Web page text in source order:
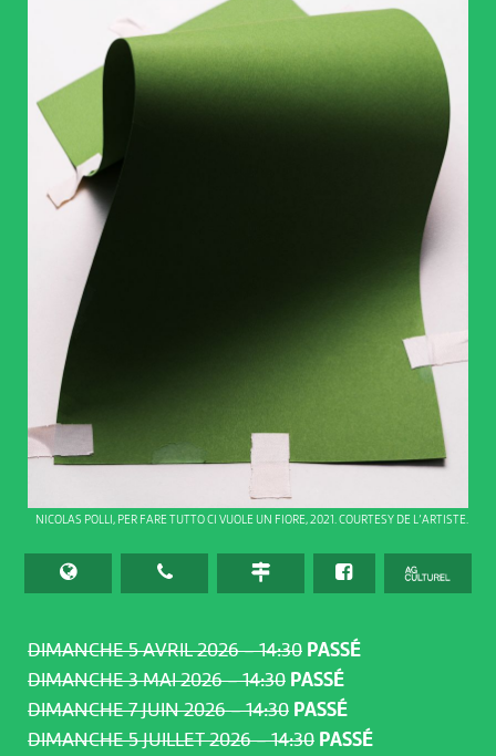
DIMANCHE 5 AVRIL 2026 – 14:30 PASSÉ
DIMANCHE 3 MAI 2026 – 14:30 PASSÉ
DIMANCHE 7 JUIN 2026 – 14:30 PASSÉ
DIMANCHE 5 JUILLET 2026 – 14:30 PASSÉ
NICOLAS POLLI, PER FARE TUTTO CI VUOLE UN FIORE, 2021. COURTESY DE L’ARTISTE.